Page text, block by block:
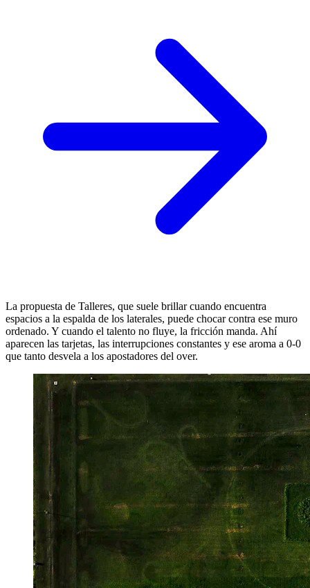
La propuesta de Talleres, que suele brillar cuando encuentra
espacios a la espalda de los laterales, puede chocar contra ese muro
ordenado. Y cuando el talento no fluye, la fricción manda. Ahí
aparecen las tarjetas, las interrupciones constantes y ese aroma a 0-0
que tanto desvela a los apostadores del over.